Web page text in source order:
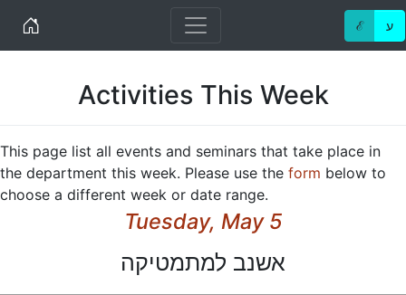
Home ℰ ע
Activities This Week
This page list all events and seminars that take place in
the department this week. Please use the form below to
choose a different week or date range.
Tuesday, May 5
אשנב למתמטיקה